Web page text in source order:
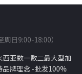
周日9:00-18:00）
亚数一数二最大型加
品牌理念 -批发100%